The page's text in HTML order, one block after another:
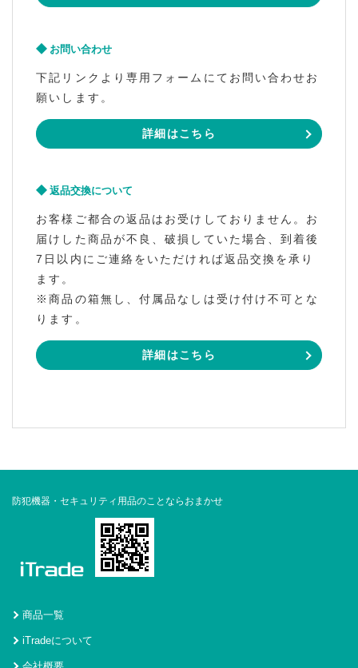
お問い合わせ
下記リンクより専用フォームにてお問い合わせお
願いします。
詳細はこちら
返品交換について
お客様ご都合の返品はお受けしておりません。お
届けした商品が不良、破損していた場合、到着後
7日以内にご連絡をいただければ返品交換を承り
ます。
※商品の箱無し、付属品なしは受け付け不可とな
ります。
詳細はこちら
防犯機器・セキュリティ用品のことならおまかせ
商品一覧
iTradeについて